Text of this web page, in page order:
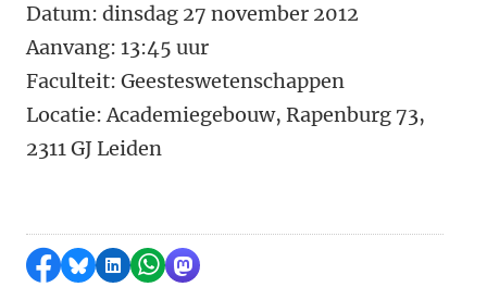
Datum: dinsdag 27 november 2012
Aanvang: 13:45 uur
Faculteit: Geesteswetenschappen
Locatie: Academiegebouw, Rapenburg 73,
2311 GJ Leiden
Delen op Facebook
Delen via Bluesky
Delen op LinkedIn
Delen via WhatsApp
Delen via Mastodon